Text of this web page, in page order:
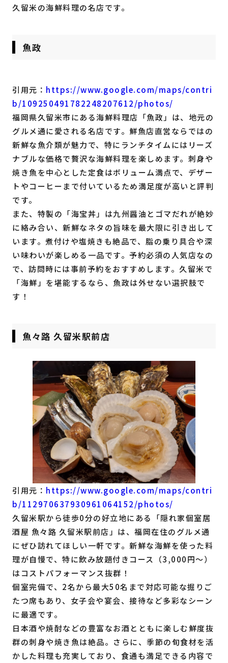
久留米の海鮮料理の名店です。
魚政
引用元： https://www.google.com/maps/contri
b/109250491782248207612/photos/
福岡県久留米市にある海鮮料理店「魚政」は、地元の
グルメ通に愛される名店です。鮮魚店直営ならではの
新鮮な魚介類が魅力で、特にランチタイムにはリーズ
ナブルな価格で贅沢な海鮮料理を楽しめます。刺身や
焼き魚を中心とした定食はボリューム満点で、デザー
トやコーヒーまで付いているため満足度が高いと評判
です。
また、特製の「海宝丼」は九州醤油とゴマだれが絶妙
に絡み合い、新鮮なネタの旨味を最大限に引き出して
います。煮付けや塩焼きも絶品で、脂の乗り具合や深
い味わいが楽しめる一品です。予約必須の人気店なの
で、訪問時には事前予約をおすすめします。久留米で
「海鮮」を堪能するなら、魚政は外せない選択肢で
す！
魚々路 久留米駅前店
引用元： https://www.google.com/maps/contri
b/112970637930961064152/photos/
久留米駅から徒歩0分の好立地にある「隠れ家個室居
酒屋 魚々路 久留米駅前店」は、福岡在住のグルメ通
にぜひ訪れてほしい一軒です。新鮮な海鮮を使った料
理が自慢で、特に飲み放題付きコース（3,000円～）
はコストパフォーマンス抜群！
個室完備で、2名から最大50名まで対応可能な掘りご
たつ席もあり、女子会や宴会、接待など多彩なシーン
に最適です。
日本酒や焼酎などの豊富なお酒とともに楽しむ鮮度抜
群の刺身や焼き魚は絶品。さらに、季節の旬食材を活
かした料理も充実しており、食通も満足できる内容で